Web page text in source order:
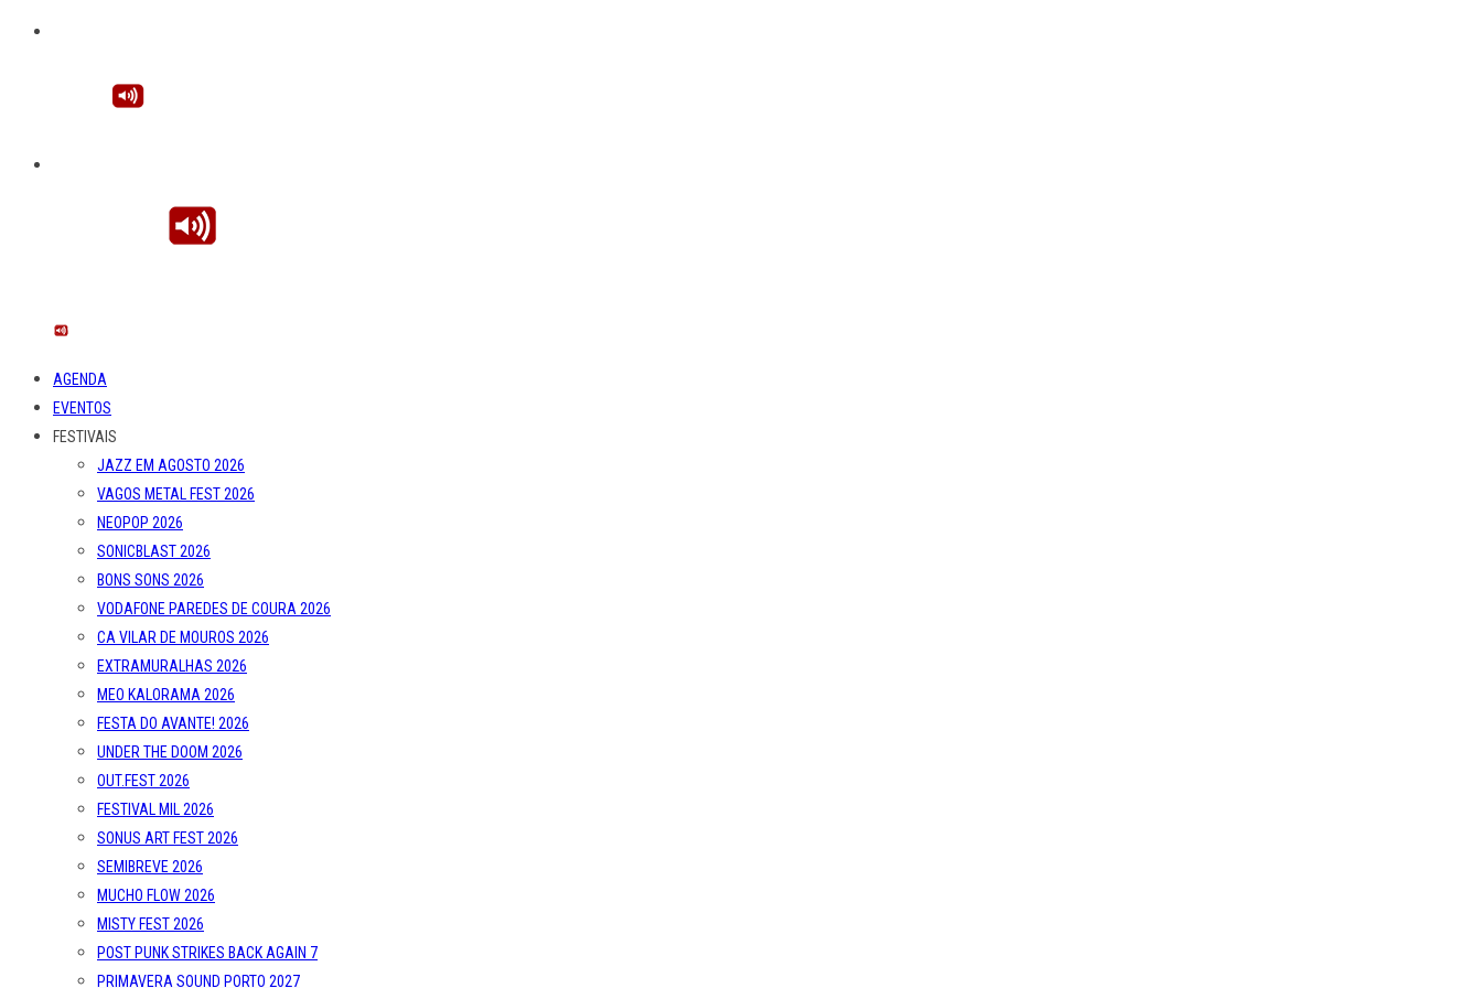
AGENDA
EVENTOS
FESTIVAIS
JAZZ EM AGOSTO 2026
VAGOS METAL FEST 2026
NEOPOP 2026
SONICBLAST 2026
BONS SONS 2026
VODAFONE PAREDES DE COURA 2026
CA VILAR DE MOUROS 2026
EXTRAMURALHAS 2026
MEO KALORAMA 2026
FESTA DO AVANTE! 2026
UNDER THE DOOM 2026
OUT.FEST 2026
FESTIVAL MIL 2026
SONUS ART FEST 2026
SEMIBREVE 2026
MUCHO FLOW 2026
MISTY FEST 2026
POST PUNK STRIKES BACK AGAIN 7
PRIMAVERA SOUND PORTO 2027